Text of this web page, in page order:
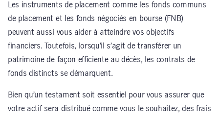
Les instruments de placement comme les fonds communs
de placement et les fonds négociés en bourse (FNB)
peuvent aussi vous aider à atteindre vos objectifs
financiers. Toutefois, lorsqu’il s’agit de transférer un
patrimoine de façon efficiente au décès, les contrats de
fonds distincts se démarquent.
Bien qu’un testament soit essentiel pour vous assurer que
votre actif sera distribué comme vous le souhaitez, des frais